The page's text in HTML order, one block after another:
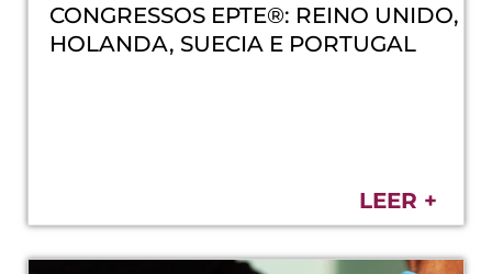
CONGRESSOS EPTE®: REINO UNIDO,
HOLANDA, SUECIA E PORTUGAL
LEER +